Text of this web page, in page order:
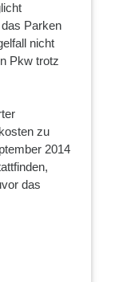
Parken
nicht
Pkw trotz
zu
2014
das